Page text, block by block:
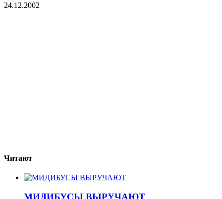
24.12.2002
Читают
МИДИБУСЫ ВЫРУЧАЮТ